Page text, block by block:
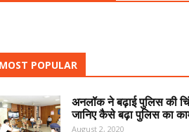
MOST POPULAR
अनलॉक ने बढ़ाई पुलिस की
जानिए कैसे बढ़ा पुलिस का
August 2, 2020